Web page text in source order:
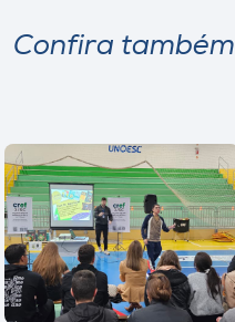
Confira também